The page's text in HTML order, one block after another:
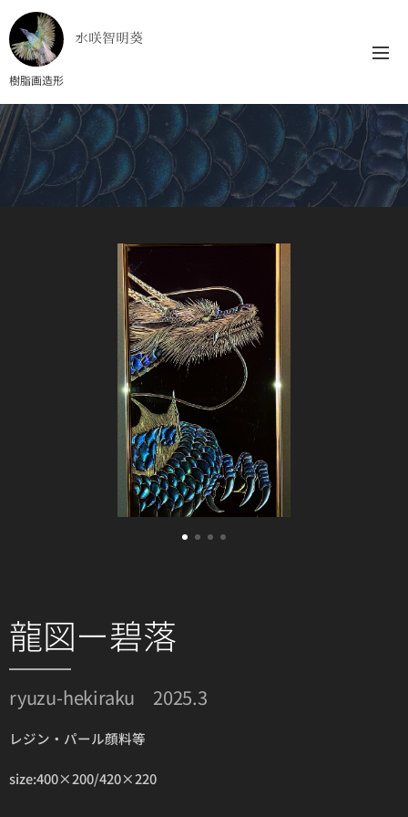
水咲智明葵
樹脂画造形
龍図ー碧落
ryuzu-hekiraku 2025.3
レジン・パール顔料等
size:400×200/420×220